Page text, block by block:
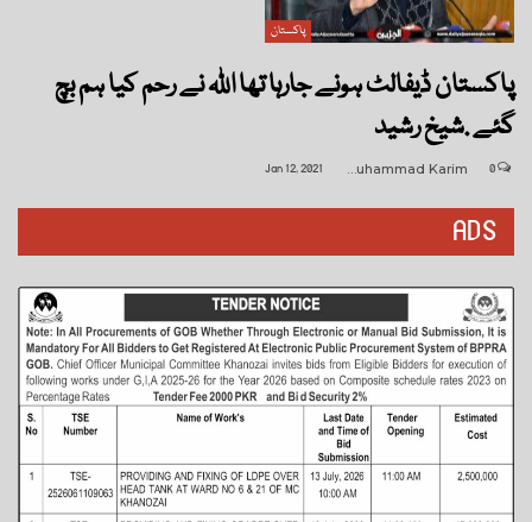
پاکستان
پاکستان ڈیفالٹ ہونے جارہا تھا اللہ نے رحم کیا ہم بچ
گئے .شیخ رشید
Muhammad Karim
Jan 12, 2021
ADS